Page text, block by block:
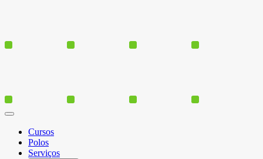
Cursos
Polos
Serviços